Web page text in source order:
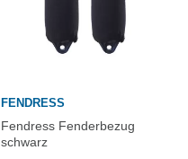
FENDRESS
Fendress Fenderbezug
schwarz